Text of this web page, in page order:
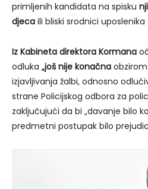
primljenih kandidata na spisku
djeca ili bliski srodnici
Iz Kabineta direktora Kormana
odluka „još nije konačna
izjavljivanja žalbi, odnosno
strane Policijskog odbora za
zaključujući da bi „davanje bilo
predmetni postupak bilo